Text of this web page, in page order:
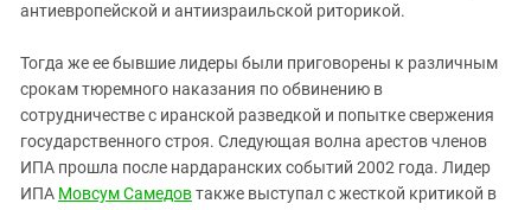
антиевропейской и антиизраильской риторикой.
Тогда же ее бывшие лидеры были приговорены к различным
срокам тюремного наказания по обвинению в
сотрудничестве с иранской разведкой и попытке свержения
государственного строя. Следующая волна арестов членов
ИПА прошла после нардаранских событий 2002 года. Лидер
ИПА Мовсум Самедовтакже выступал с жесткой критикой в